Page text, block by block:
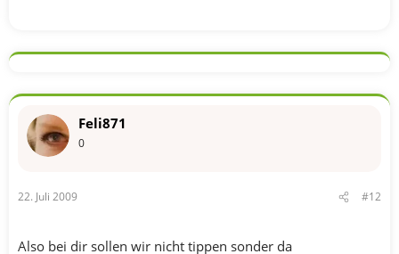
Feli871
0
22. Juli 2009 #12
Also bei dir sollen wir nicht tippen sonder da